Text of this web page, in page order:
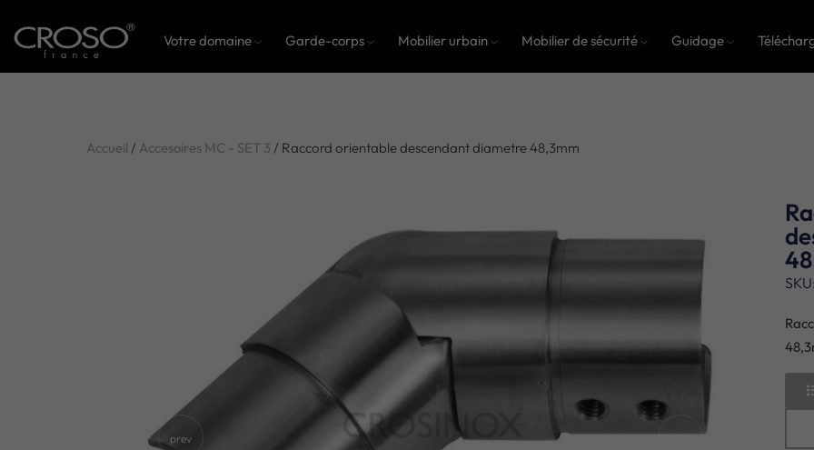
Votre domaine Garde-corps Mobilier urbain Mobilier de sécurité Guidage
Accueil / Accesoires MC - SET 3 / Raccord orientable descendant diametre 48,3mm
prev